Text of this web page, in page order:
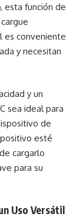
esta función de
es conveniente
y necesitan
y un
sea ideal para
de
esté
cargarlo
para su
Uso Versátil